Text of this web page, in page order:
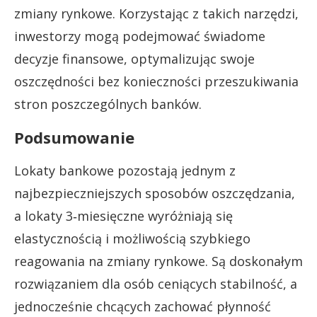
zmiany rynkowe. Korzystając z takich narzędzi,
inwestorzy mogą podejmować świadome
decyzje finansowe, optymalizując swoje
oszczędności bez konieczności przeszukiwania
stron poszczególnych banków.
Podsumowanie
Lokaty bankowe pozostają jednym z
najbezpieczniejszych sposobów oszczędzania,
a lokaty 3‑miesięczne wyróżniają się
elastycznością i możliwością szybkiego
reagowania na zmiany rynkowe. Są doskonałym
rozwiązaniem dla osób ceniących stabilność, a
jednocześnie chcących zachować płynność